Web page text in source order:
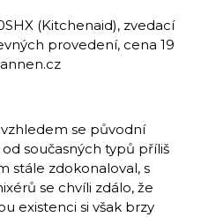
(Kitchenaid), zvedací
provedení, cena 19
se původní
současných typů příliš
stále zdokonaloval, s
se chvíli zdálo, že
existenci si však brzy